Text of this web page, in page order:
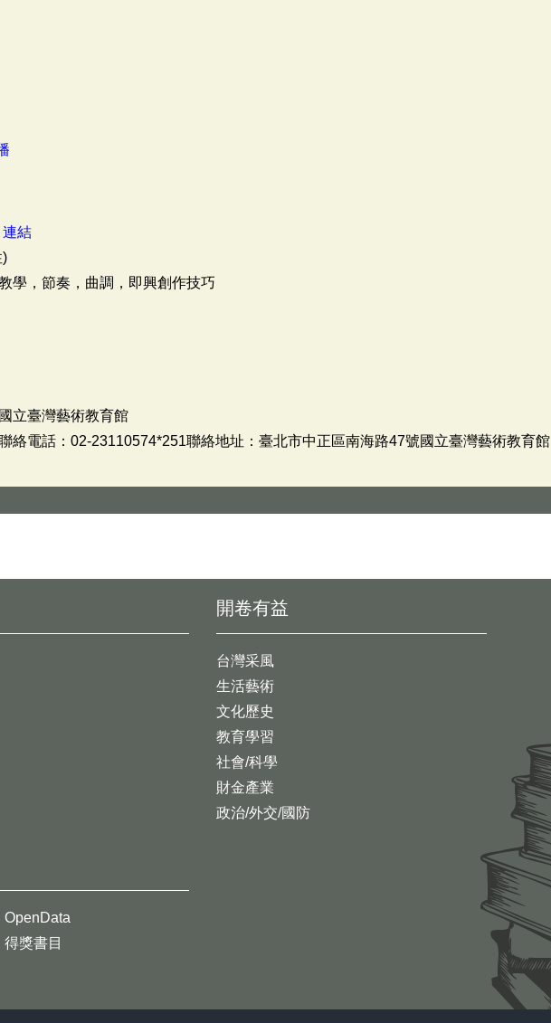
連結
學，節奏，曲調，即興創作技巧
立臺灣藝術教育館
絡電話：02-23110574*251聯絡地址：臺北市中正區南海路47號國立臺灣藝術教育館
開卷有益
台灣采風
生活藝術
文化歷史
教育學習
社會/科學
財金產業
政治/外交/國防
OpenData
得獎書目